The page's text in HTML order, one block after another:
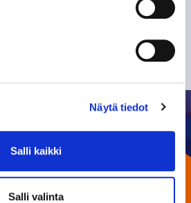
Näytä tiedot
Salli kaikki
Salli valinta